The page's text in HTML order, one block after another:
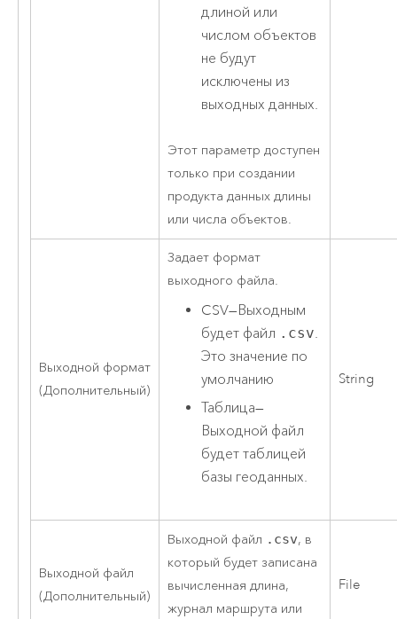
длиной или
числом объектов
не будут
исключены из
выходных данных.
Этот параметр доступен
только при создании
продукта данных длины
или числа объектов.
Выходной формат
(Дополнительный)
Задает формат
выходного файла.
CSV—Выходным
будет файл .csv.
Это значение по
умолчанию
Таблица—
Выходной файл
будет таблицей
базы геоданных.
String
Выходной файл
(Дополнительный)
Выходной файл .csv, в
который будет записана
вычисленная длина,
журнал маршрута или
File